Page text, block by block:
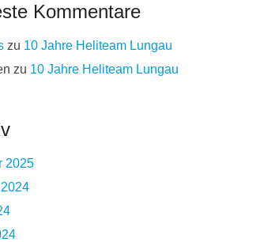
Kommentare
zu 10 Jahre Heliteam Lungau
zu 10 Jahre Heliteam Lungau
2025